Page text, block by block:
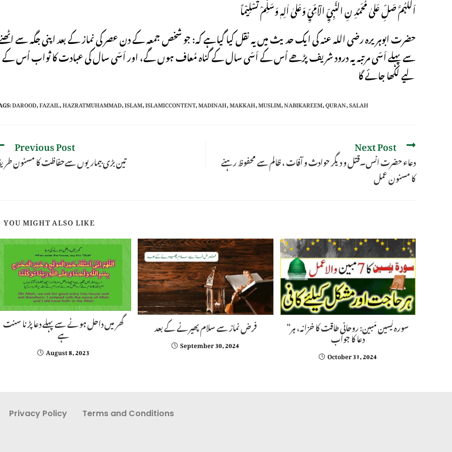
اَللّٰہُمَّ صَلِّ عَلیٰ مُحَمَّدِ نِ النَّبِيِّ الْاُمِّيِّ وَعَلیٰ اٰلِہٖ وَسَلِّمْ تَسْلِیْماً
حضرت ابوہریرہ رضی اللہ عنہ کی ایک حدیث میں یہ نقل کیا گیاہے کہ: جو شخص جمعہ کے دن عصر کی نماز کے بعد اپنی جگہ سے
سے پہلے اَسّی مرتبہ یہ درود شریف پڑھے اُس کے اَسّی سال کے گناہ مُعاف ہوں گے، اور اَسّی سال کی عبادت کا ثواب اُس کے
لیے لکھا جائے گا
:DAROOD,FAZAIL,HAZRATMUHAMMAD,ISLAM,ISLAMICCONTENT,MADINAH,MAKKAH,MUSLIM,NABIKAREEM,QURAN,SALAH
Previous Post
تین بڑى بیماریوں سےحفاظت کا مسنون
Next Post
دعاء حضرت انس۔قتل و دیگر حوادث و آفات ، ظالم سے محفوظ رہنے
کا مسنون عمل
YOU MIGHT ALSO LIKE
گھر میں داحل ہونے سے پہلے دعا پڑ نا سنت
ہے
August 8, 2023
فرض نماز سے سلام پھیرنے کے بعد
September 30, 2024
“سورہ یٰسین مَبین: روحانی طاقت کا خزانہ، ہر
دعا کا جواب
October 31, 2024
Privacy Policy Terms and Conditions